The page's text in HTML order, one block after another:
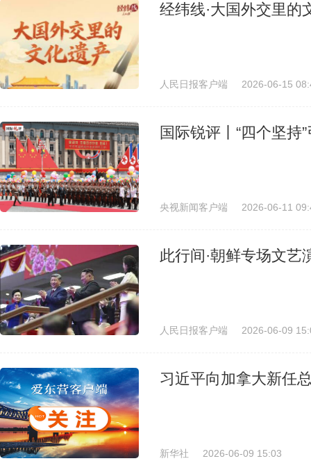
经纬线·大国外交里的
人民日报客户端 2026-06-15
国际锐评丨“四个坚持
央视新闻客户端 2026-06-11
此行间·朝鲜专场文
人民日报客户端 2026-06-09
习近平向加拿大新任
新华社 2026-06-09 15:03